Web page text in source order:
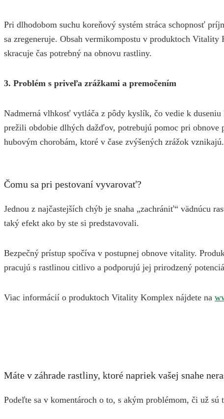
Pri dlhodobom suchu koreňový systém stráca schopnosť
sa zregeneruje. Obsah vermikompostu v produktoch
skracuje čas potrebný na obnovu rastliny.
3. Problém s priveľa zrážkami a premočením
Nadmerná vlhkosť vytláča z pôdy kyslík, čo vedie k
prežili obdobie dlhých dažďov, potrebujú pomoc pri
hubovým chorobám, ktoré v čase zvýšených zrážok vznikajú.
Čomu sa pri pestovaní vyvarovať?
Jednou z najčastejších chýb je snaha „zachrániť“ vädnúcu
taký efekt ako by ste si predstavovali.
Bezpečný prístup spočíva v postupnej obnove vitality.
pracujú s rastlinou citlivo a podporujú jej prirodzený
Viac informácií o produktoch Vitality Komplex nájdete na
Máte v záhrade rastliny, ktoré napriek vašej snahe
Podeľte sa v komentároch o to, s akým problémom, či už